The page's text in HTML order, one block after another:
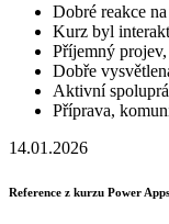
Dobré reakce
Kurz byl
Příjemný
Dobře
Aktivní
Příprava,
14.01.2026
Reference z kurzu Power